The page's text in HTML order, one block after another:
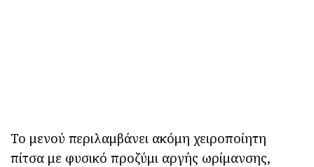
Το μενού περιλαμβάνει ακόμη χειροποίητη
πίτσα με φυσικό προζύμι αργής ωρίμανσης,